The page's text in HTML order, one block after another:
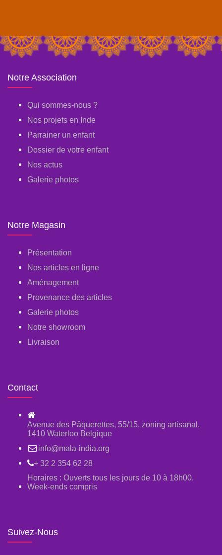
Notre Association
Qui sommes-nous ?
Nos projets en Inde
Parrainer un enfant
Dossier de votre enfant
Nos actus
Galerie photos
Notre Magasin
Présentation
Nos articles en ligne
Aménagement
Provenance des articles
Galerie photos
Notre showroom
Livraison
Contact
Avenue des Pâquerettes, 55/15, zoning artisanal,
1410 Waterloo Belgique
info@mala-india.org
+ 32 2 354 62 28
Horaires : Ouverts tous les jours de 10 à 18h00.
Week-ends compris
Suivez-Nous